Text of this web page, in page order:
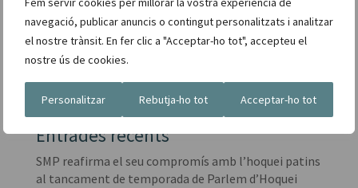
navegació, publicar anuncis o contingut personalitzats i analitzar
el nostre trànsit. En fer clic a "Acceptar-ho tot", accepteu el
nostre ús de cookies.
Personalitzar Rebutja-ho tot Acceptar-ho tot
nos amb la vostra creativitat. Junts construirem un
futur més ric en art, cultura i salut per a tothom.
Entrades recents
SMP reafirma el seu compromís amb l’hoquei patins
al tancament de temporada de Parlem d’Hoquei